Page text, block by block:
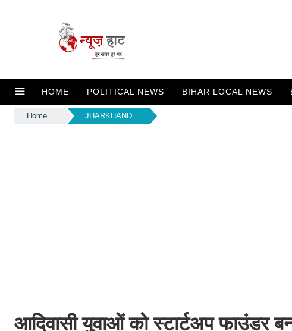
HOME POLITICAL NEWS BIHAR LOCAL NEWS
Home JHARKHAND
आदिवासी युवाओं को स्टार्टअप फाउंडर